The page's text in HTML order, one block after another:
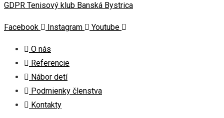
GDPR Tenisový klub Banská Bystrica
Facebook Instagram Youtube
O nás
Referencie
Nábor detí
Podmienky členstva
Kontakty